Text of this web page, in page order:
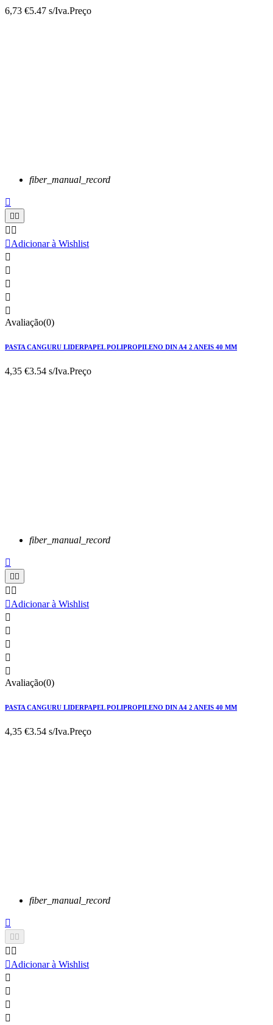
6,73 €5.47 s/Iva.Preço
fiber_manual_record

 
 
Adicionar à Wishlist





Avaliação(0)
PASTA CANGURU LIDERPAPEL POLIPROPILENO DIN A4 2 ANEIS 40 MM
4,35 €3.54 s/Iva.Preço
fiber_manual_record

 
 
Adicionar à Wishlist





Avaliação(0)
PASTA CANGURU LIDERPAPEL POLIPROPILENO DIN A4 2 ANEIS 40 MM
4,35 €3.54 s/Iva.Preço
fiber_manual_record

 
 
Adicionar à Wishlist



